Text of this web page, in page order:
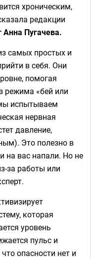
хроническим,
редакции
Анна Пугачева.
самых простых и
в себя. Они
помогая
режима «бей или
испытываем
нервная
давление,
Это полезно в
на вас напали. Но не
за работы или
которая
уровень
пульс и
опасности нет и